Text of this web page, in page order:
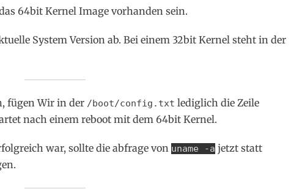
64bit Kernel Image vorhanden sein.
System Version ab. Bei einem 32bit Kernel steht in der
fügen Wir in der /boot/config.txt lediglich die Zeile
nach einem reboot mit dem 64bit Kernel.
war, sollte die abfrage von uname -a jetzt statt